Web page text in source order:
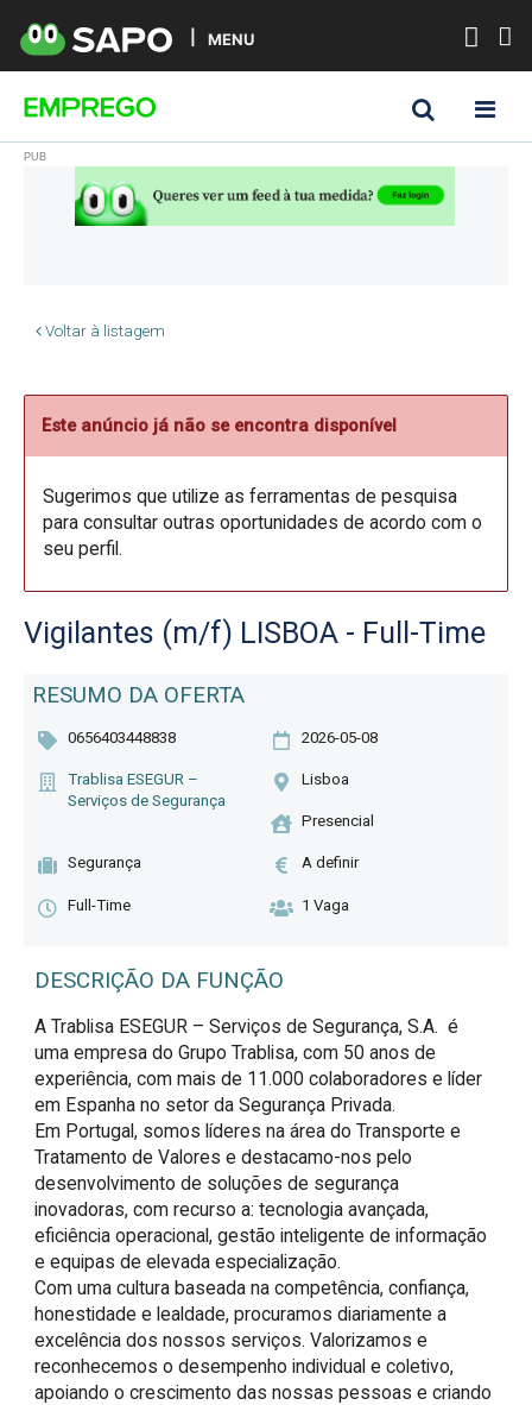
MENU
Voltar à listagem
Este anúncio já não se encontra disponível
Sugerimos que utilize as ferramentas de pesquisa
para consultar outras oportunidades de acordo com o
seu perfil.
Vigilantes (m/f) LISBOA - Full-Time
RESUMO DA OFERTA
0656403448838 2026-05-08
Trablisa ESEGUR –
Serviços de Segurança
Lisboa
Presencial
Segurança A definir
Full-Time 1 Vaga
DESCRIÇÃO DA FUNÇÃO
A Trablisa ESEGUR – Serviços de Segurança, S.A.  é
uma empresa do Grupo Trablisa, com 50 anos de
experiência, com mais de 11.000 colaboradores e líder
em Espanha no setor da Segurança Privada.
Em Portugal, somos líderes na área do Transporte e
Tratamento de Valores e destacamo-nos pelo
desenvolvimento de soluções de segurança
inovadoras, com recurso a: tecnologia avançada,
eficiência operacional, gestão inteligente de informação
e equipas de elevada especialização.
Com uma cultura baseada na competência, confiança,
honestidade e lealdade, procuramos diariamente a
excelência dos nossos serviços. Valorizamos e
reconhecemos o desempenho individual e coletivo,
apoiando o crescimento das nossas pessoas e criando